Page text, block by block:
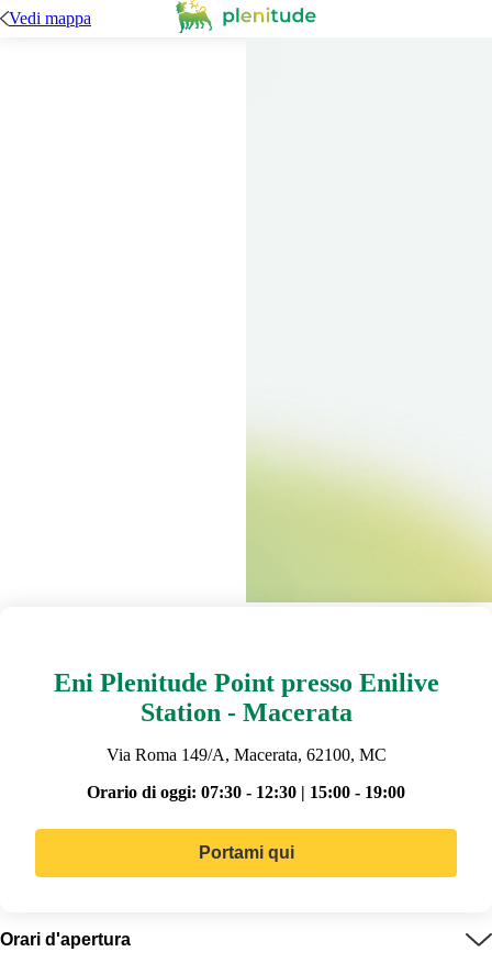
Vedi mappa
Eni Plenitude Point presso Enilive
Station - Macerata
Via Roma 149/A, Macerata, 62100, MC
Orario di oggi: 07:30 - 12:30 | 15:00 - 19:00
Portami qui
Orari d'apertura